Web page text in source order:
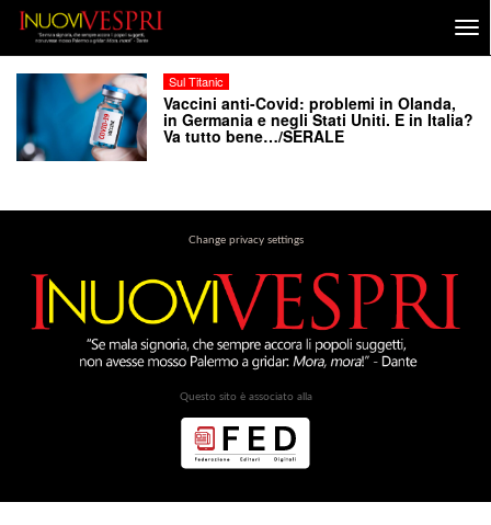
Sul Titanic
Vaccini anti-Covid: problemi in Olanda,
in Germania e negli Stati Uniti. E in Italia?
Va tutto bene…/SERALE
Change privacy settings
Questo sito è associato alla